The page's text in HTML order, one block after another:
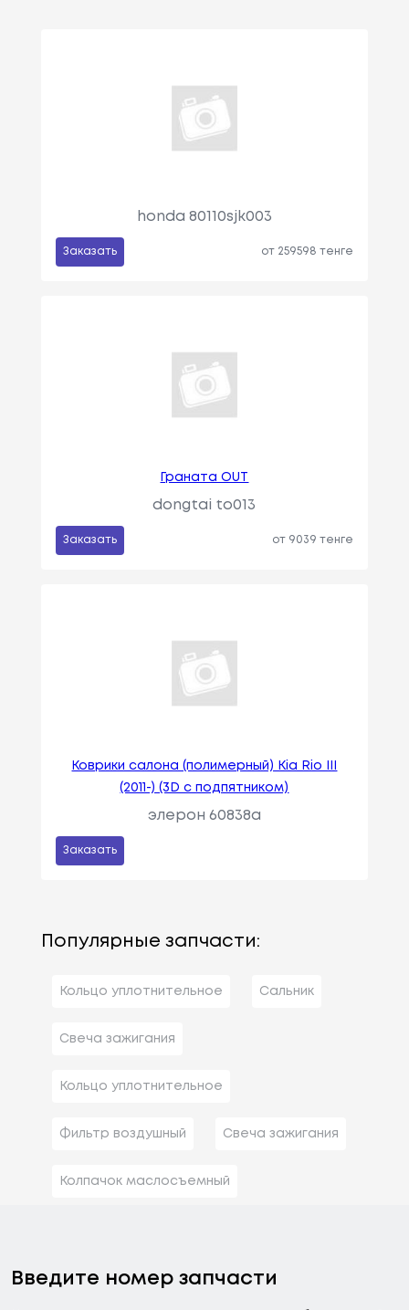
honda 80110sjk003
Заказать от 259598 тенге
Гранатa OUT
dongtai to013
Заказать от 9039 тенге
Коврики салона (полимерный) Kia Rio III
(2011-) (3D с подпятником)
элерон 60838a
Заказать
Популярные запчасти:
Кольцо уплотнительное Сальник
Свеча зажигания
Кольцо уплотнительное
Фильтр воздушный Свеча зажигания
Колпачок маслосъемный
Введите номер запчасти